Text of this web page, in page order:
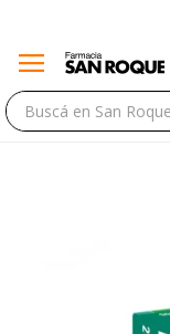
menu
close